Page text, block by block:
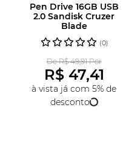
Pen Drive 16GB USB
2.0 Sandisk Cruzer
Blade
(0)
De R$ 49,91 Por
R$ 47,41
à vista já com 5% de
desconto